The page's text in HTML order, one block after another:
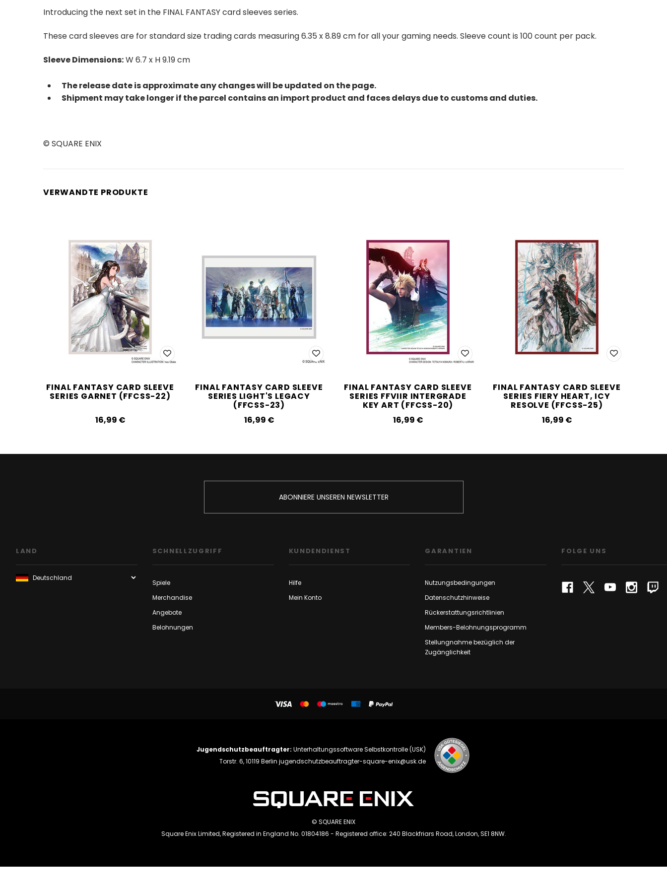
Introducing the next set in the FINAL FANTASY card sleeves series.
These card sleeves are for standard size trading cards measuring 6.35 x 8.89 cm for all your gaming needs. Sleeve count is 100 count per pack.
Sleeve Dimensions:W 6.7 x H 9.19 cm
The release date is approximate any changes will be updated on the page.
Shipment may take longer if the parcel contains an import product and faces delays due to customs and duties.
© SQUARE ENIX
VERWANDTE PRODUKTE
FINAL FANTASY CARD SLEEVE
SERIES GARNET (FFCSS-22)
16,99‎ ‎€
FINAL FANTASY CARD SLEEVE
SERIES LIGHT'S LEGACY
(FFCSS-23)
16,99‎ ‎€
FINAL FANTASY CARD SLEEVE
SERIES FFVIIR INTERGRADE
KEY ART (FFCSS-20)
16,99‎ ‎€
FINAL FANTASY CARD SLEEVE
SERIES FIERY HEART, ICY
RESOLVE (FFCSS-25)
16,99‎ ‎€
ABONNIERE UNSEREN NEWSLETTER
LAND SCHNELLZUGRIFF
Spiele
Merchandise
Angebote
Belohnungen
KUNDENDIENST
Hilfe
Mein Konto
GARANTIEN
Nutzungsbedingungen
Datenschutzhinweise
Rückerstattungsrichtlinien
Members-Belohnungsprogramm
Stellungnahme bezüglich der
Zugänglichkeit
FOLGE UNS
Jugendschutzbeauftragter: Unterhaltungssoftware Selbstkontrolle (USK)
Torstr. 6, 10119 Berlin jugendschutzbeauftragter-square-enix@usk.de
© SQUARE ENIX
Square Enix Limited, Registered in England No. 01804186 - Registered office: 240 Blackfriars Road, London, SE1 8NW.